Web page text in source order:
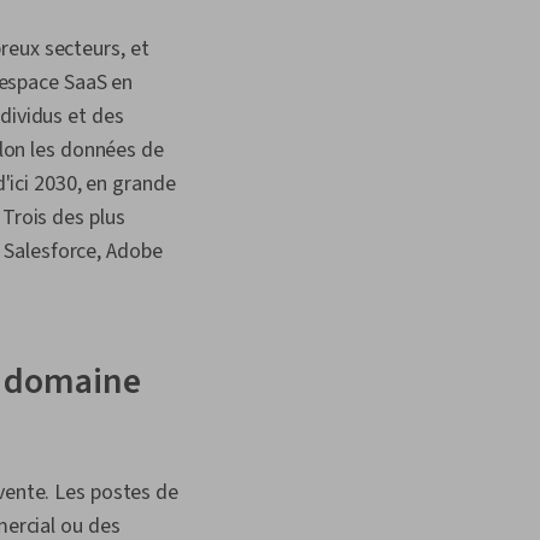
secteurs, et
SaaS en
et des
les données de
2030, en grande
des plus
Adobe
Les postes de
ou des